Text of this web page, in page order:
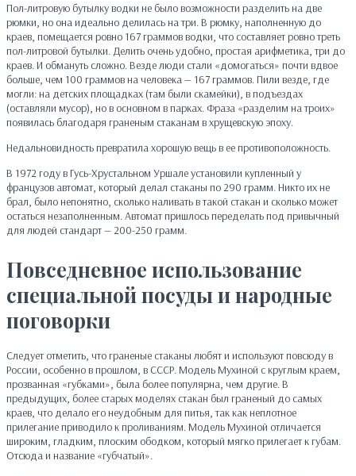
Пол-литровую бутылку водки не было возможности разделить на две
рюмки, но она идеально делилась на три. В рюмку, наполненную до
краев, помещается ровно 167 граммов водки, что составляет ровно треть
пол-литровой бутылки. Делить очень удобно, простая арифметика, три до
краев. И обмануть сложно. Везде люди стали «домогаться» почти вдвое
больше, чем 100 граммов на человека — 167 граммов. Пили везде, где
могли: на детских площадках (там были скамейки), в подъездах
(оставляли мусор), но в основном в парках. Фраза «разделим на троих»
появилась благодаря граненым стаканам в хрущевскую эпоху.
Недальновидность превратила хорошую вещь в ее противоположность.
В 1972 году в Гусь-Хрустальном Уршале установили купленный у
французов автомат, который делал стаканы по 290 грамм. Никто их не
брал, было непонятно, сколько наливать в такой стакан и сколько может
остаться незаполненным. Автомат пришлось переделать под привычный
для людей стандарт — 200-250 грамм.
Повседневное использование
специальной посуды и народные
поговорки
Следует отметить, что граненые стаканы любят и используют повсюду в
России, особенно в прошлом, в СССР. Модель Мухиной с круглым краем,
прозванная «губками», была более популярна, чем другие. В
предыдущих, более старых моделях стакан был граненый до самых
краев, что делало его неудобным для питья, так как неплотное
прилегание приводило к проливаниям. Модель Мухиной отличается
широким, гладким, плоским ободком, который мягко прилегает к губам.
Отсюда и название «губчатый».